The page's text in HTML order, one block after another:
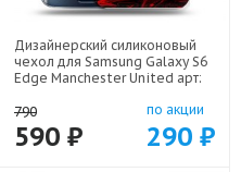
Дизайнерский силиконовый
чехол для Samsung Galaxy S6
Edge Manchester United арт:
790
590 ₽
по акции
290 ₽